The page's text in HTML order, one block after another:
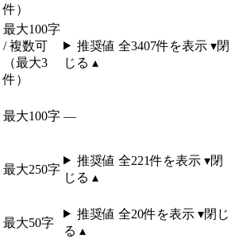
件）
最大100字
/ 複数可
（最大3
件）
推奨値 全3407件を表示 ▾閉
じる ▴
最大100字 —
最大250字
推奨値 全221件を表示 ▾閉
じる ▴
最大50字
推奨値 全20件を表示 ▾閉じ
る ▴